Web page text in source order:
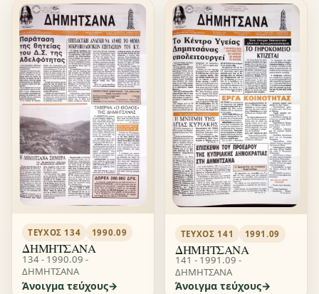
ΤΕΎΧΟΣ 134 1990.09
ΔΗΜΗΤΣΑΝΑ
134 - 1990.09 -
ΔΗΜΗΤΣΑΝΑ
Άνοιγμα τεύχους
ΤΕΎΧΟΣ 141 1991.09
ΔΗΜΗΤΣΑΝΑ
141 - 1991.09 -
ΔΗΜΗΤΣΑΝΑ
Άνοιγμα τεύχους